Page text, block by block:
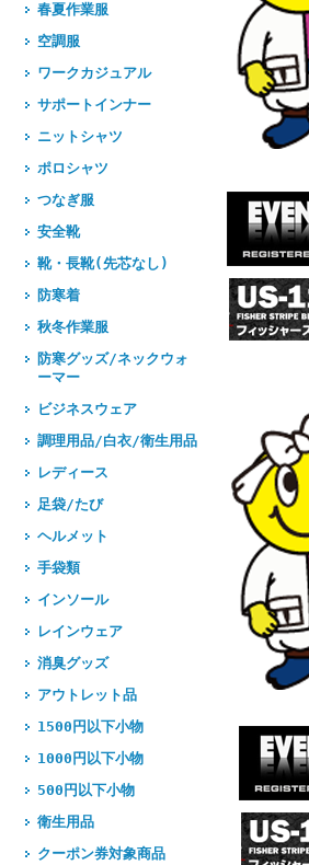
春夏作業服
空調服
ワークカジュアル
サポートインナー
ニットシャツ
ポロシャツ
つなぎ服
安全靴
靴・長靴(先芯なし)
防寒着
秋冬作業服
防寒グッズ/ネックウォ
ーマー
ビジネスウェア
調理用品/白衣/衛生用品
レディース
足袋/たび
ヘルメット
手袋類
インソール
レインウェア
消臭グッズ
アウトレット品
1500円以下小物
1000円以下小物
500円以下小物
衛生用品
クーポン券対象商品